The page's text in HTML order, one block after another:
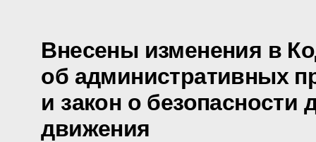
Внесены изменения в
об административных
и закон о безопасности
движения